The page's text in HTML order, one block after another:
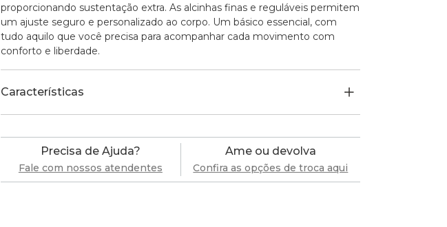
proporcionando sustentação extra. As alcinhas finas e reguláveis permitem
um ajuste seguro e personalizado ao corpo. Um básico essencial, com
tudo aquilo que você precisa para acompanhar cada movimento com
conforto e liberdade.
Características
Precisa de Ajuda?
Fale com nossos atendentes
Ame ou devolva
Confira as opções de troca aqui